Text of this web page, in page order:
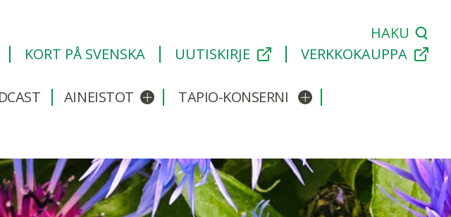
HAKU
KORT PÅ SVENSKA UUTISKIRJE VERKKOKAUPPA
alavalikkoAINEISTOT Avaa/sulje alavalikko
TAPIO-KONSERNI Avaa/sulje alavalikko